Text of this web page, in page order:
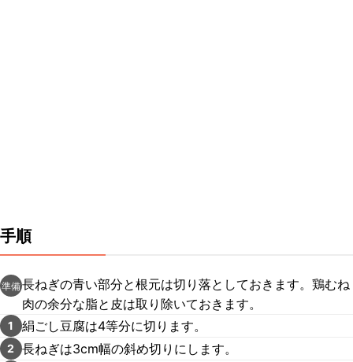
手順
準備長ねぎの青い部分と根元は切り落としておきます。鶏むね
肉の余分な脂と皮は取り除いておきます。
1 絹ごし豆腐は4等分に切ります。
2 長ねぎは3cm幅の斜め切りにします。